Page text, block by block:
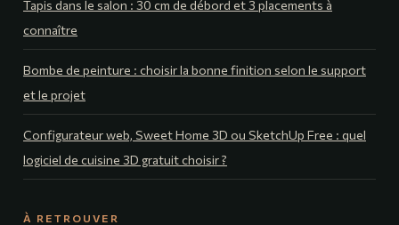
Tapis dans le salon : 30 cm de débord et 3 placements à
connaître
Bombe de peinture : choisir la bonne finition selon le support
et le projet
Configurateur web, Sweet Home 3D ou SketchUp Free : quel
logiciel de cuisine 3D gratuit choisir ?
À RETROUVER